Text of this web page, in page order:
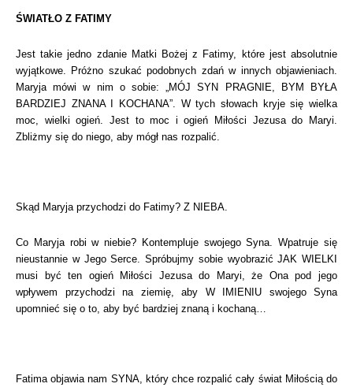
ŚWIATŁO Z FATIMY
Jest takie jedno zdanie Matki Bożej z Fatimy, które jest absolutnie
wyjątkowe. Próżno szukać podobnych zdań w innych objawieniach.
Maryja mówi w nim o sobie: „MÓJ SYN PRAGNIE, BYM BYŁA
BARDZIEJ ZNANA I KOCHANA”. W tych słowach kryje się wielka
moc, wielki ogień. Jest to moc i ogień Miłości Jezusa do Maryi.
Zbliżmy się do niego, aby mógł nas rozpalić.
Skąd Maryja przychodzi do Fatimy? Z NIEBA.
Co Maryja robi w niebie? Kontempluje swojego Syna. Wpatruje się
nieustannie w Jego Serce. Spróbujmy sobie wyobrazić JAK WIELKI
musi być ten ogień Miłości Jezusa do Maryi, że Ona pod jego
wpływem przychodzi na ziemię, aby W IMIENIU swojego Syna
upomnieć się o to, aby być bardziej znaną i kochaną…
Fatima objawia nam SYNA, który chce rozpalić cały świat Miłością do